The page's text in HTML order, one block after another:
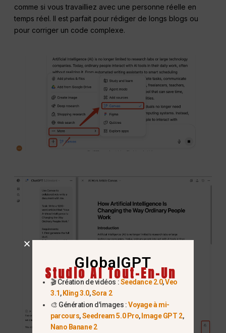
comme si vous travailliez avec une personne réelle en
temps réel. Il est parfait pour rédiger de longs blogs ou
pour corriger un code complexe.
GlobalGPT
Studio AI Tout-En-Un
🎬 Création de vidéos :Seedance 2.0,Veo
3.1, Kling 3.0,Sora 2
🎨 Génération d'images :Voyage à mi-
parcours,Seedream 5.0 Pro, Image GPT 2,
Nano Banane 2